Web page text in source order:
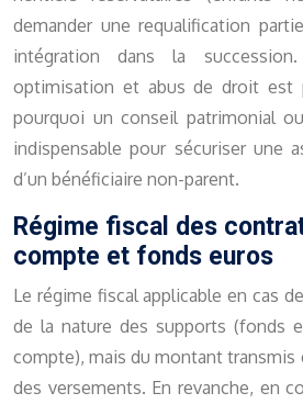
demander une requalification
intégration dans la
optimisation et abus de droit est
pourquoi un conseil patrimonial
indispensable pour sécuriser une
d’un bénéficiaire non-parent.
Régime fiscal des
compte et fonds euros
Le régime fiscal applicable en cas
de la nature des supports (fonds
compte), mais du montant transmis
des versements. En revanche, en